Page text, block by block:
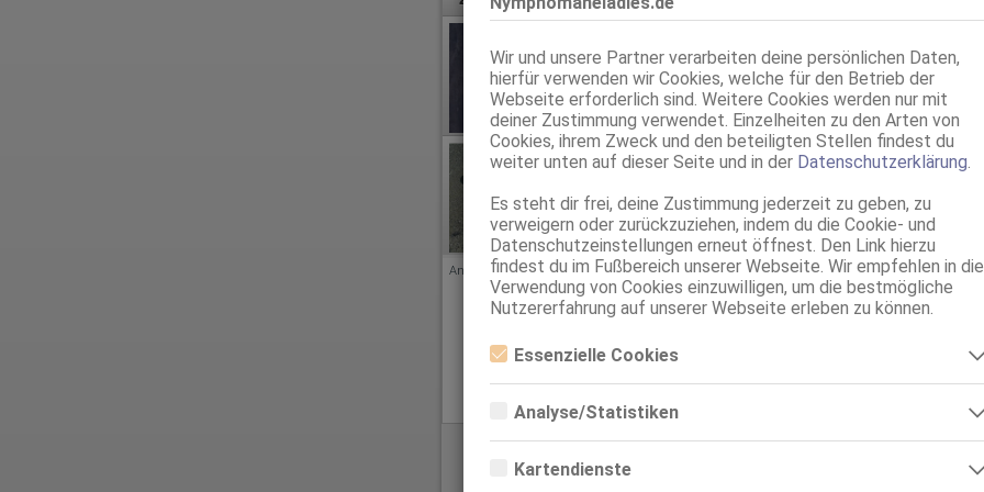
Wir und unsere Partner verarbeiten deine persönlichen Daten,
hierfür verwenden wir Cookies, welche für den Betrieb der
Webseite erforderlich sind. Weitere Cookies werden nur mit
deiner Zustimmung verwendet. Einzelheiten zu den Arten von
Cookies, ihrem Zweck und den beteiligten Stellen findest du
weiter unten auf dieser Seite und in der Datenschutzerklärung.
Es steht dir frei, deine Zustimmung jederzeit zu geben, zu
verweigern oder zurückzuziehen, indem du die Cookie- und
Datenschutzeinstellungen erneut öffnest. Den Link hierzu
findest du im Fußbereich unserer Webseite. Wir empfehlen in die
Verwendung von Cookies einzuwilligen, um die bestmögliche
Nutzererfahrung auf unserer Webseite erleben zu können.
Essenzielle Cookies
Essenzielle Cookies sind alle notwendigen Cookies, die für den Betrieb
werden. Die Webseite kann ohne diese Cookies nicht richtig
Analyse/Statistiken
Analyse- bzw. Statistikcookies sind Cookies, die der Analyse der
Zugriffsstatistiken dienen. Sie helfen den Webseiten-Besitzern zu
Kartendienste
CARO auch Hs.+Htlb.
39 Jahre, 85C, KF 40/42, 1.70m, total rasiert, Latina
69, GF6, NSa, Franz b. Ihr, BV, MFF, MMF
Nürnberg
75A, KF 34, 1.68m, total rasiert, osteuropäisch
69, GF6, Franz b. Ihr, BV, Schmu., Kuscheln, Körperküs., DSa
Anzeige